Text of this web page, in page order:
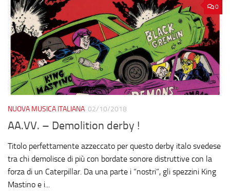
0
NUOVA MUSICA ITALIANA 02/10/2018
AA.VV. – Demolition derby !
Titolo perfettamente azzeccato per questo derby italo svedese
tra chi demolisce di più con bordate sonore distruttive con la
forza di un Caterpillar. Da una parte i “nostri”, gli spezzini King
Mastino e i...